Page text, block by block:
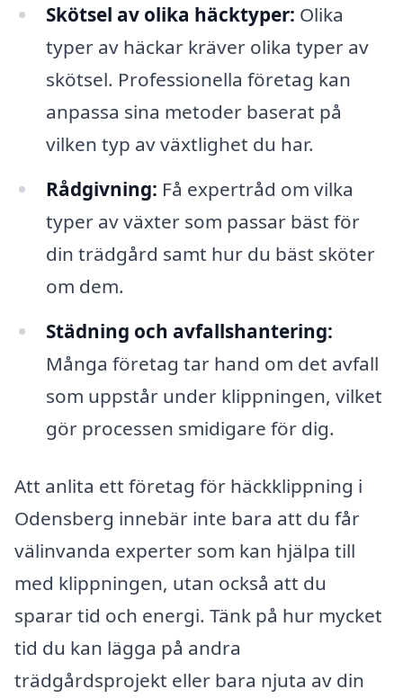
Skötsel av olika häcktyper: Olika
typer av häckar kräver olika typer av
skötsel. Professionella företag kan
anpassa sina metoder baserat på
vilken typ av växtlighet du har.
Rådgivning: Få expertråd om vilka
typer av växter som passar bäst för
din trädgård samt hur du bäst sköter
om dem.
Städning och avfallshantering:
Många företag tar hand om det avfall
som uppstår under klippningen, vilket
gör processen smidigare för dig.
Att anlita ett företag för häckklippning i
Odensberg innebär inte bara att du får
välinvanda experter som kan hjälpa till
med klippningen, utan också att du
sparar tid och energi. Tänk på hur mycket
tid du kan lägga på andra
trädgårdsprojekt eller bara njuta av din